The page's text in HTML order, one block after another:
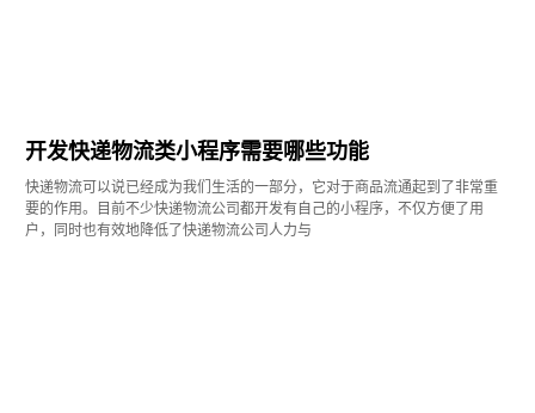
开发快递物流类小程序需要哪些功能
快递物流可以说已经成为我们生活的一部分，它对于商品流通起到了非常重
要的作用。目前不少快递物流公司都开发有自己的小程序，不仅方便了用
户，同时也有效地降低了快递物流公司人力与